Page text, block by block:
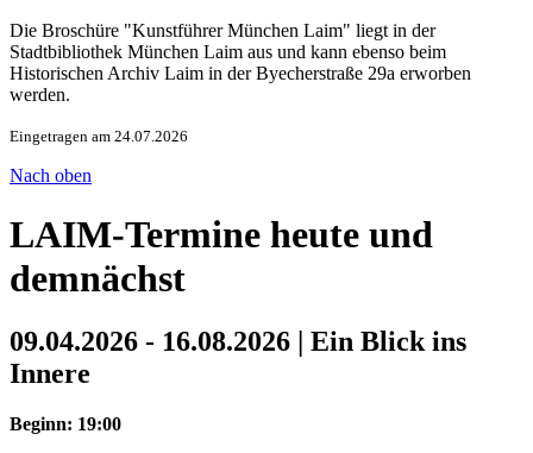
Die Broschüre "Kunstführer München Laim" liegt in der
Stadtbibliothek München Laim aus und kann ebenso beim
Historischen Archiv Laim in der Byecherstraße 29a erworben
werden.
Eingetragen am 24.07.2026
Nach oben
LAIM-Termine heute und
demnächst
09.04.2026 - 16.08.2026 | Ein Blick ins
Innere
Beginn: 19:00